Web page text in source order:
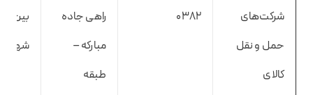
شرکت‌های
حمل و نقل
کالای
۰۳۸۲
راهی جاده
مبارکه –
طبقه
بین
شهری